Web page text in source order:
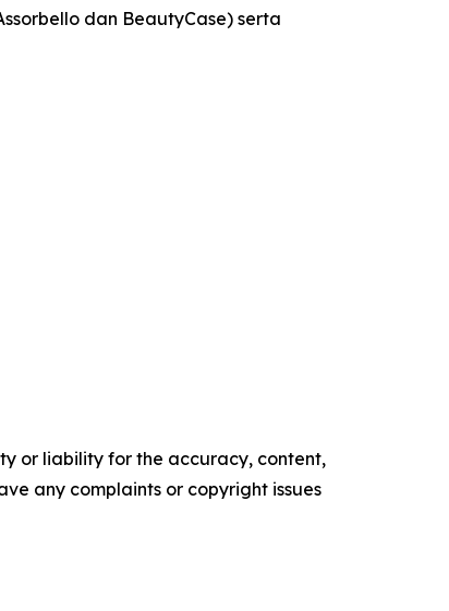
dan BeautyCase) serta
or liability for the accuracy, content,
any complaints or copyright issues